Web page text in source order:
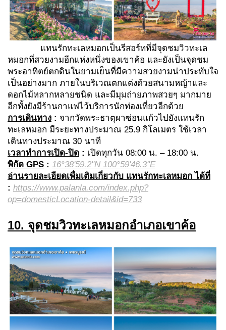
แทนรักทะเลหมอกเป็นรีสอร์ทที่มีจุดชมวิวทะเล
หมอกที่สวยงามอีกแห่งหนึ่งของเขาค้อ และยังเป็นจุดชม
พระอาทิตย์ตกดินในยามเย็นที่มีความสวยงามน่าประทับใจ
เป็นอย่างมาก ภายในบริเวณตกแต่งด้วยสนามหญ้าและ
ดอกไม้หลากหลายชนิด และมีมุมถ่ายภาพสวยๆ มากมาย
อีกทั้งยังมีร้านกาแฟไว้บริการนักท่องเที่ยวอีกด้วย
การเดินทาง : จากวัดพระธาตุผาซ่อนแก้วไปยังแทนรัก
ทะเลหมอก มีระยะทางประมาณ 25.9 กิโลเมตร ใช้เวลา
เดินทางประมาณ 30 นาที
เวลาทำการเปิด-ปิด : เปิดทุกวัน 08:00 น. – 18:00 น.
พิกัด GPS : 16°38'59.2"N 100°59'46.3"E
อ่านรายละเอียดเพื่มเติมเกี่ยวกับ แทนรักทะเลหมอก ได้ที่
: https://www.palanla.com/index.php?
op=domesticLocation-detail&id=733
10. จุดชมวิวทะเลหมอกอำเภอเขาค้อ